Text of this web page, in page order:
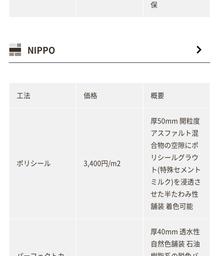
保
NIPPO
工法 価格 概要
ポリシール 3,400円/m2
厚50mm 開粒度
アスファルト混
合物の空隙にポ
リシールグラウ
ト(特殊セメント
ミルク)を浸透さ
せた半たわみ性
舗装 着色可能
厚40mm 透水性
自然色舗装 石油